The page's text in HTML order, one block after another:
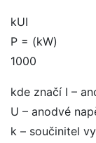
kUI
P = (kW)
1000
kde značí I –
U – anodvé
k – součinitel